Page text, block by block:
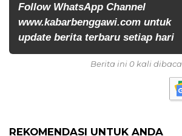
Follow WhatsApp Channel
www.kabarbenggawi.com untuk
update berita terbaru setiap hari
Berita ini 0 kali dibaca
REKOMENDASI UNTUK ANDA